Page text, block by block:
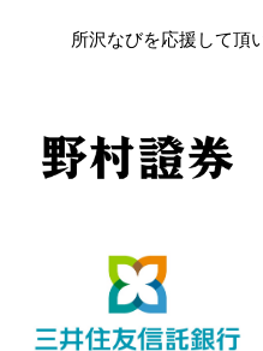
所沢なびを応援して頂